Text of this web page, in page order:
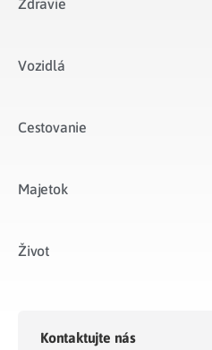
Zdravie
Vozidlá​
Cestovanie
Majetok​
Život​
Kontaktujte nás